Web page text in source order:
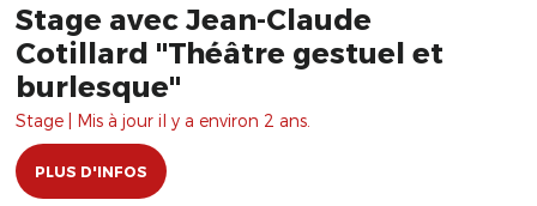
Stage avec Jean-Claude
Cotillard "Théâtre gestuel et
burlesque"
Stage | Mis à jour il y a environ 2 ans.
PLUS D'INFOS